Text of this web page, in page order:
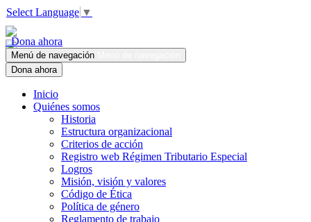
Select Language ▼
Dona ahora
Menú de navegación
Dona ahora
Inicio
Quiénes somos
Historia
Estructura organizacional
Criterios de acción
Registro web Régimen Tributario Especial
Logros
Misión, visión y valores
Código de Ética
Política de género
Reglamento de trabajo